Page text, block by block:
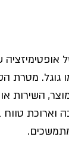
גוגל.
השירות
וארוכת